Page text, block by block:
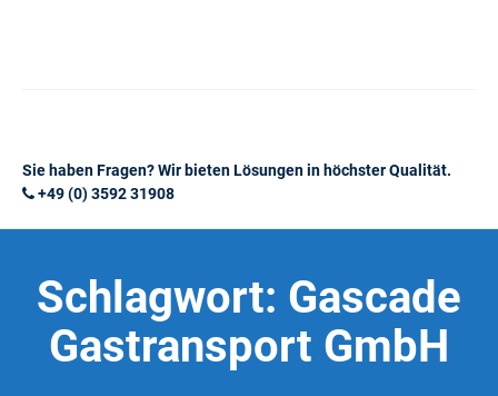
Sie haben Fragen? Wir bieten Lösungen in höchster Qualität.
+49 (0) 3592 31908
Schlagwort: Gascade
Gastransport GmbH